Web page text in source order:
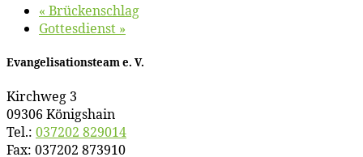
« Brü­cken­schlag
Got­tes­dienst »
Evan­ge­li­sa­ti­ons­team e. V.
Kirch­weg 3
09306 Königshain
Tel.: 037202 829014
Fax: 037202 873910